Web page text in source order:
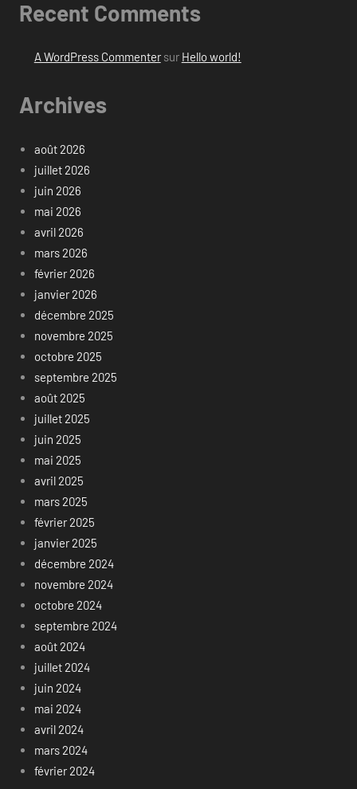
Recent Comments
A WordPress Commentersur Hello world!
Archives
août 2026
juillet 2026
juin 2026
mai 2026
avril 2026
mars 2026
février 2026
janvier 2026
décembre 2025
novembre 2025
octobre 2025
septembre 2025
août 2025
juillet 2025
juin 2025
mai 2025
avril 2025
mars 2025
février 2025
janvier 2025
décembre 2024
novembre 2024
octobre 2024
septembre 2024
août 2024
juillet 2024
juin 2024
mai 2024
avril 2024
mars 2024
février 2024